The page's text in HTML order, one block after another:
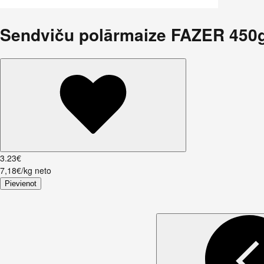
Sendviču polārmaize FAZER
3.23€
7,18€/kg neto
Pievienot